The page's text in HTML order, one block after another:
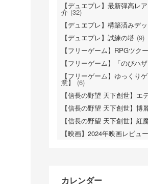
【デュエプレ】最新弾高レ
介(32)
【デュエプレ】構築済みデ
【デュエプレ】試練の塔 (9)
【フリーゲーム】RPGツク
【フリーゲーム】「のびハ
【フリーゲーム】ゆっくり
意】
(6)
【信長の野望 天下創世】エ
【信長の野望 天下創世】博
【信長の野望 天下創世】紅
【映画】2024年映画レビュー
カレンダー